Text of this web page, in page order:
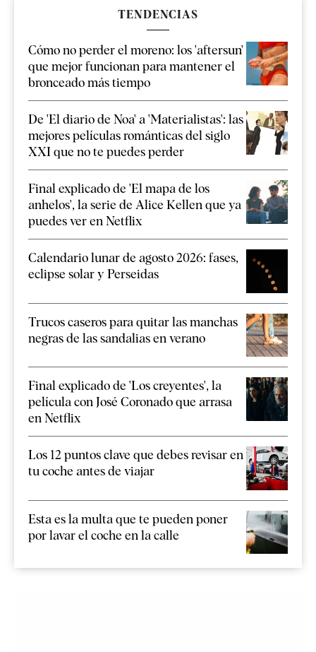
TENDENCIAS
Cómo no perder el moreno: los 'aftersun'
que mejor funcionan para mantener el
bronceado más tiempo
De 'El diario de Noa' a 'Materialistas': las
mejores películas románticas del siglo
XXI que no te puedes perder
Final explicado de 'El mapa de los
anhelos', la serie de Alice Kellen que ya
puedes ver en Netflix
Calendario lunar de agosto 2026: fases,
eclipse solar y Perseidas
Trucos caseros para quitar las manchas
negras de las sandalias en verano
Final explicado de 'Los creyentes', la
película con José Coronado que arrasa
en Netflix
Los 12 puntos clave que debes revisar en
tu coche antes de viajar
Esta es la multa que te pueden poner
por lavar el coche en la calle